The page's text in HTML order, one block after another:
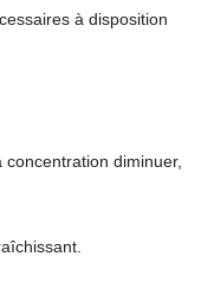
à disposition
diminuer,